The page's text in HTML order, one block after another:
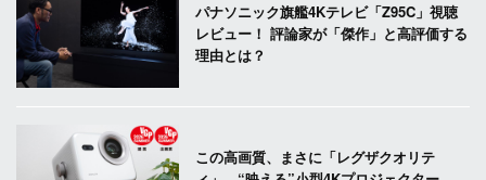
パナソニック旗艦4Kテレビ「Z95C」視聴
レビュー！ 評論家が「傑作」と高評価する
理由とは？
この高画質、まさに「レグザクオリテ